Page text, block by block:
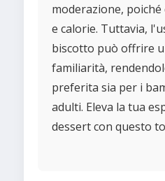
moderazione, poiché
e calorie. Tuttavia,
biscotto può offrire
familiarità,
preferita sia per i
adulti. Eleva la tua
dessert con questo